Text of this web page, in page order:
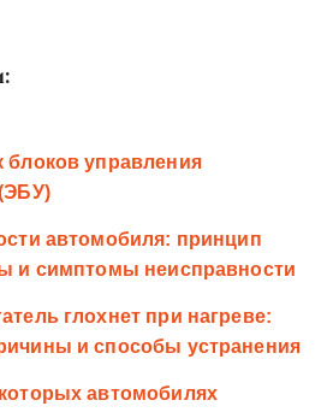
блоков управления
автомобиля: принцип
и симптомы неисправности
глохнет при нагреве:
и способы устранения
автомобилях